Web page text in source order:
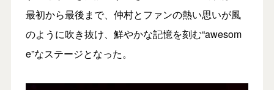
最初から最後まで、仲村とファンの熱い思いが風
のように吹き抜け、鮮やかな記憶を刻む“awesom
e”なステージとなった。